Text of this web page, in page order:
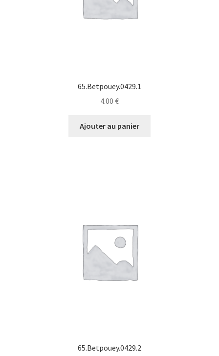
65.Betpouey.0429.1
4.00 €
Ajouter au panier
65.Betpouey.0429.2